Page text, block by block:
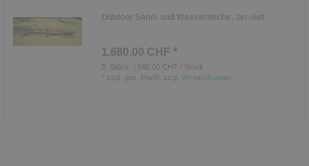
Outdoor Sand- und Wassertische, 3er-Set
1,680.00 CHF *
3 Stück
| 560.00 CHF / Stück
zzgl. ges. MwSt. zzgl. Versandkosten